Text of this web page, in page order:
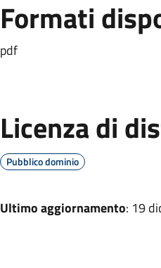
Formati
pdf
Licenza di
Pubblico dominio
Ultimo aggiornamento: 19